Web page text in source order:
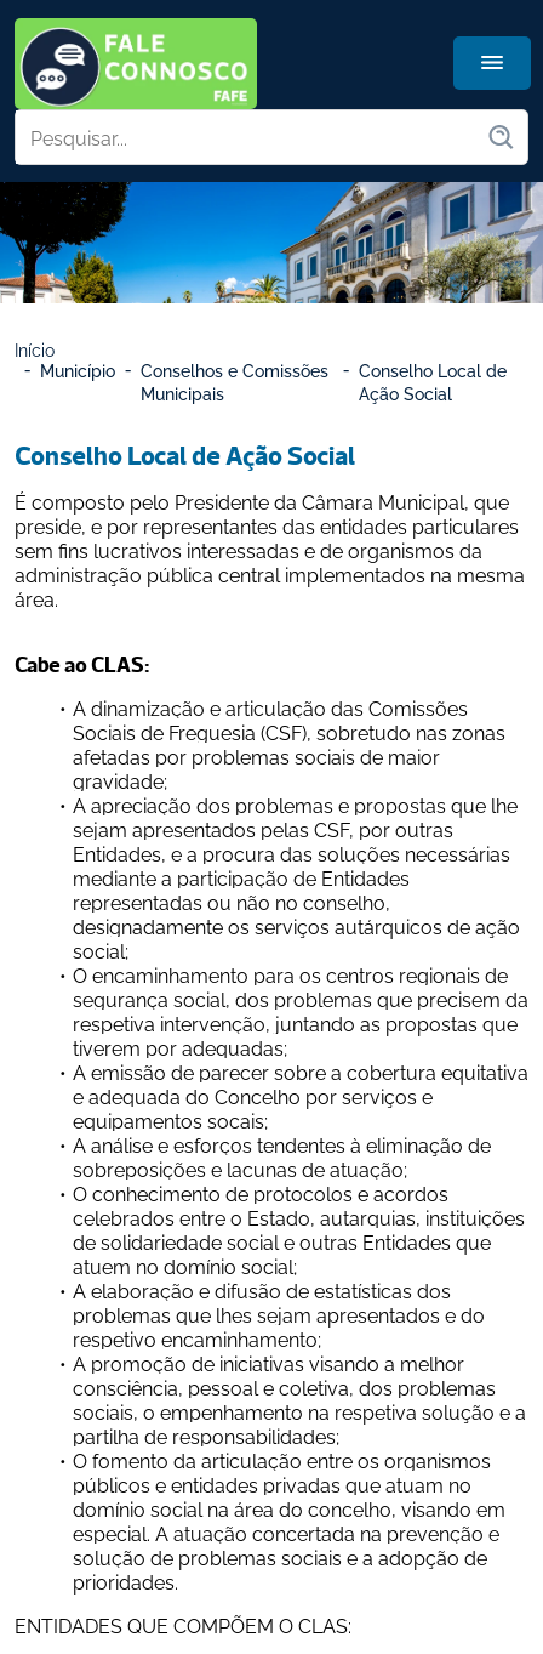
Início
Município
Conselhos e Comissões
Municipais
Conselho Local de
Ação Social
Conselho Local de Ação Social
É composto pelo Presidente da Câmara Municipal, que
preside, e por representantes das entidades particulares
sem fins lucrativos interessadas e de organismos da
administração pública central implementados na mesma
área.
Cabe ao CLAS:
A dinamização e articulação das Comissões
Sociais de Freguesia (CSF), sobretudo nas zonas
afetadas por problemas sociais de maior
gravidade;
A apreciação dos problemas e propostas que lhe
sejam apresentados pelas CSF, por outras
Entidades, e a procura das soluções necessárias
mediante a participação de Entidades
representadas ou não no conselho,
designadamente os serviços autárquicos de ação
social;
O encaminhamento para os centros regionais de
segurança social, dos problemas que precisem da
respetiva intervenção, juntando as propostas que
tiverem por adequadas;
A emissão de parecer sobre a cobertura equitativa
e adequada do Concelho por serviços e
equipamentos socais;
A análise e esforços tendentes à eliminação de
sobreposições e lacunas de atuação;
O conhecimento de protocolos e acordos
celebrados entre o Estado, autarquias, instituições
de solidariedade social e outras Entidades que
atuem no domínio social;
A elaboração e difusão de estatísticas dos
problemas que lhes sejam apresentados e do
respetivo encaminhamento;
A promoção de iniciativas visando a melhor
consciência, pessoal e coletiva, dos problemas
sociais, o empenhamento na respetiva solução e a
partilha de responsabilidades;
O fomento da articulação entre os organismos
públicos e entidades privadas que atuam no
domínio social na área do concelho, visando em
especial. A atuação concertada na prevenção e
solução de problemas sociais e a adopção de
prioridades.
ENTIDADES QUE COMPÕEM O CLAS: